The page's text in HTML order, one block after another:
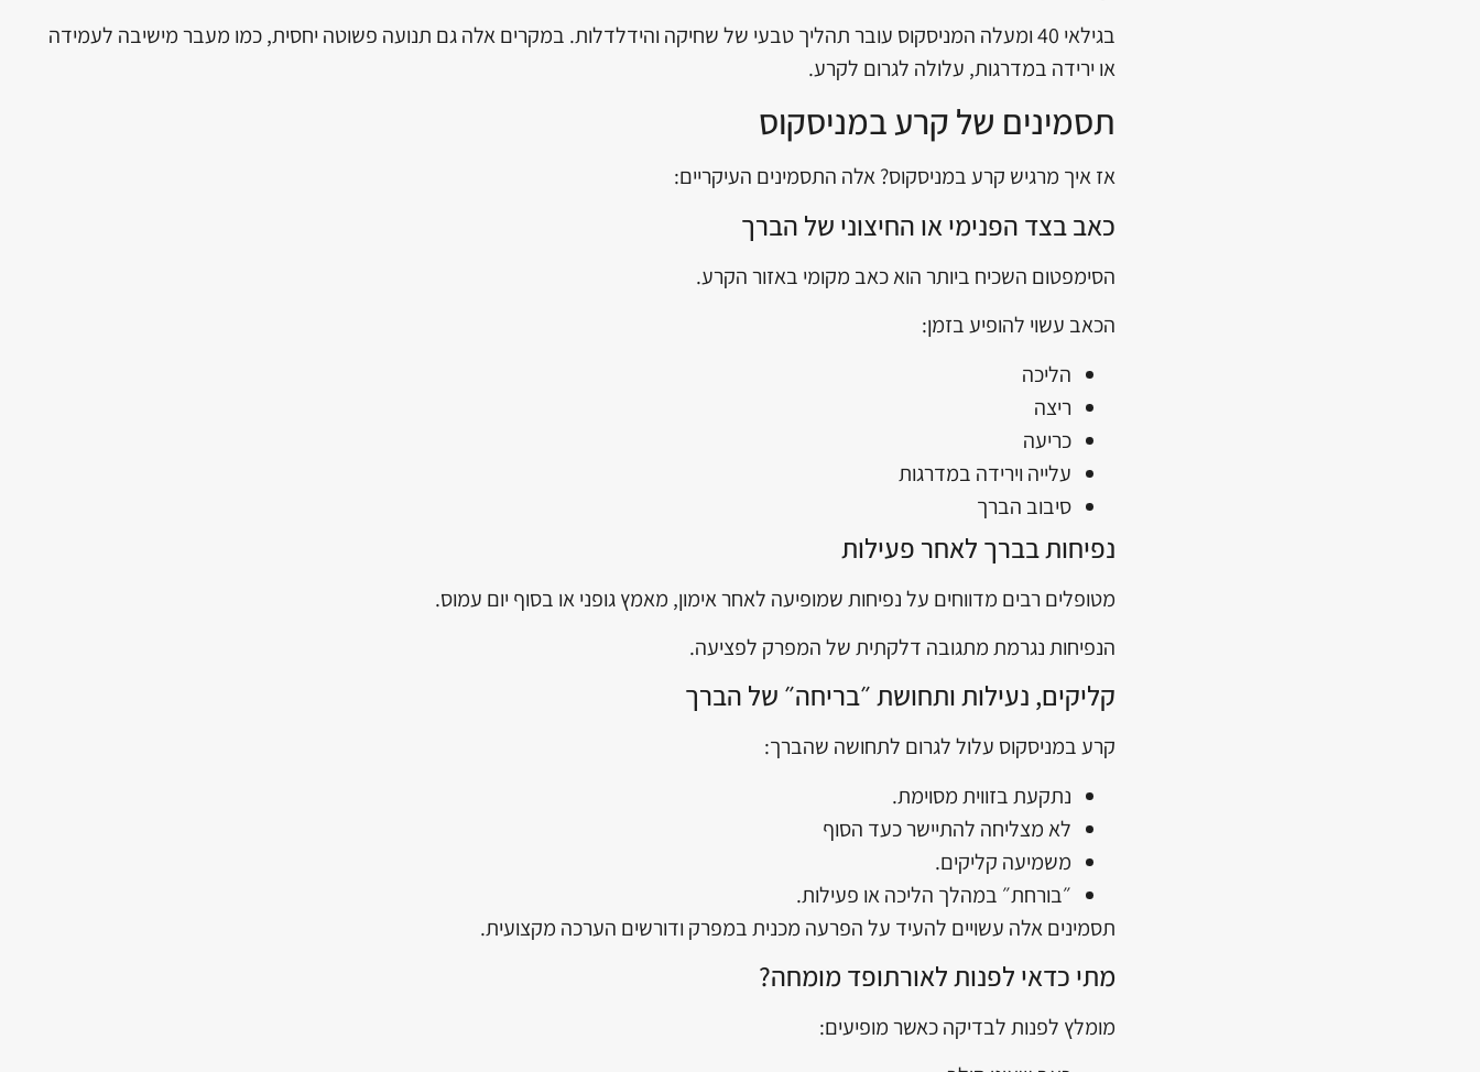
בגילאי 40 ומעלה המניסקוס עובר תהליך טבעי של שחיקה והידלדלות. במקרים אלה גם תנועה פשוטה יחסית, כמו מעבר מישיבה לעמידה
או ירידה במדרגות, עלולה לגרום לקרע.
תסמינים של קרע במניסקוס
אז איך מרגיש קרע במניסקוס? אלה התסמינים העיקריים:
כאב בצד הפנימי או החיצוני של הברך
הסימפטום השכיח ביותר הוא כאב מקומי באזור הקרע.
הכאב עשוי להופיע בזמן:
הליכה
ריצה
כריעה
עלייה וירידה במדרגות
סיבוב הברך
נפיחות בברך לאחר פעילות
מטופלים רבים מדווחים על נפיחות שמופיעה לאחר אימון, מאמץ גופני או בסוף יום עמוס.
הנפיחות נגרמת מתגובה דלקתית של המפרק לפציעה.
קליקים, נעילות ותחושת ״בריחה״ של הברך
קרע במניסקוס עלול לגרום לתחושה שהברך:
נתקעת בזווית מסוימת.
לא מצליחה להתיישר כעד הסוף
משמיעה קליקים.
״בורחת״ במהלך הליכה או פעילות.
תסמינים אלה עשויים להעיד על הפרעה מכנית במפרק ודורשים הערכה מקצועית.
מתי כדאי לפנות לאורתופד מומחה?
מומלץ לפנות לבדיקה כאשר מופיעים: